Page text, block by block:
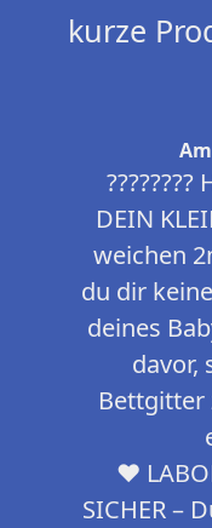
kurze
????????
DEIN
weichen
du dir
deines
davor,
Bettgitter
❤️
SICHER –